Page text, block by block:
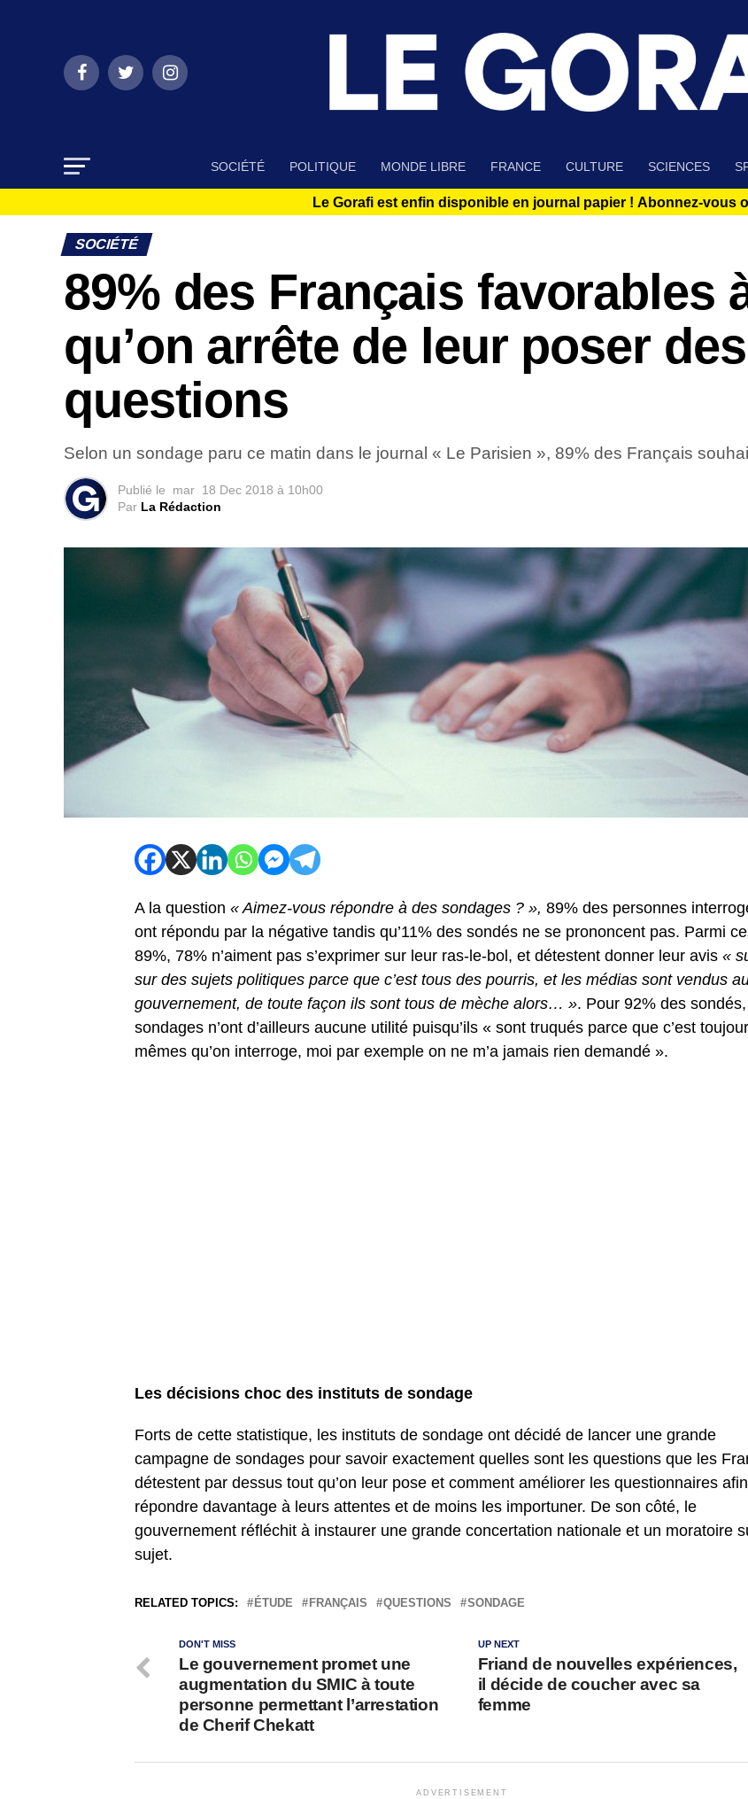
SOCIÉTÉ POLITIQUE MONDE LIBRE FRANCE CULTURE SCIENCES
Le Gorafi est enfin disponible en journal papier ! Abonnez-vous
SOCIÉTÉ
89% des Français favorables
qu’on arrête de leur poser des
questions
Selon un sondage paru ce matin dans le journal « Le Parisien », 89% des Français
Publié le mar 18 Dec 2018 à 10h00
Par La Rédaction
A la question « Aimez-vous répondre à des sondages ? », 89% des personnes
ont répondu par la négative tandis qu’11% des sondés ne se prononcent pas. Parmi
89%, 78% n’aiment pas s’exprimer sur leur ras-le-bol, et détestent donner leur avis «
sur des sujets politiques parce que c’est tous des pourris, et les médias sont vendus
gouvernement, de toute façon ils sont tous de mèche alors… ». Pour 92% des
sondages n’ont d’ailleurs aucune utilité puisqu’ils « sont truqués parce que c’est
mêmes qu’on interroge, moi par exemple on ne m’a jamais rien demandé ».
Les décisions choc des instituts de sondage
Forts de cette statistique, les instituts de sondage ont décidé de lancer une grande
campagne de sondages pour savoir exactement quelles sont les questions que les
détestent par dessus tout qu’on leur pose et comment améliorer les questionnaires
répondre davantage à leurs attentes et de moins les importuner. De son côté, le
gouvernement réfléchit à instaurer une grande concertation nationale et un moratoire
sujet.
RELATED TOPICS: ÉTUDE FRANÇAIS QUESTIONS SONDAGE
UP NEXT
Friand de nouvelles expériences,
il décide de coucher avec sa
femme
DON'T MISS
Le gouvernement promet une
augmentation du SMIC à toute
personne permettant l’arrestation
de Cherif Chekatt
ADVERTISEMENT